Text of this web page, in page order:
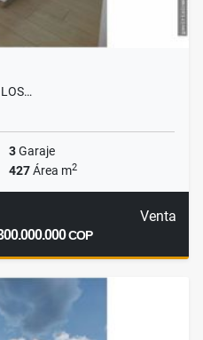
3Garaje
427Área m2
Venta
COP